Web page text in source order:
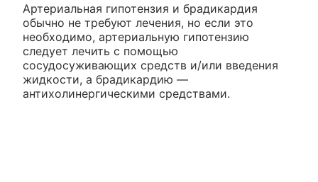
Артериальная гипотензия и брадикардия
обычно не требуют лечения, но если это
необходимо, артериальную гипотензию
следует лечить с помощью
сосудосуживающих средств и/или введения
жидкости, а брадикардию —
антихолинергическими средствами.